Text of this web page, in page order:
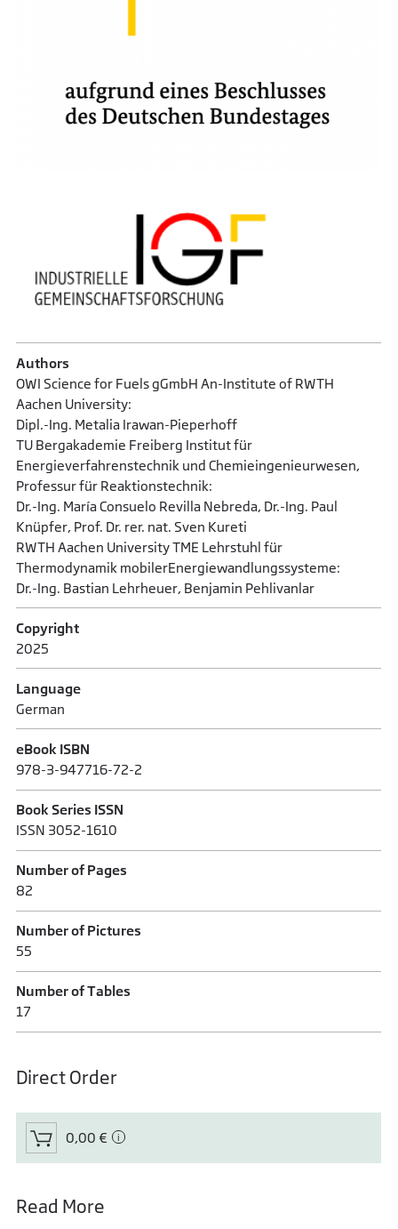
Authors
OWI Science for Fuels gGmbH An-Institute of RWTH
Aachen University:
Dipl.-Ing. Metalia Irawan-Pieperhoff
TU Bergakademie Freiberg Institut für
Energieverfahrenstechnik und Chemieingenieurwesen,
Professur für Reaktionstechnik:
Dr.-Ing. María Consuelo Revilla Nebreda, Dr.-Ing. Paul
Knüpfer, Prof. Dr. rer. nat. Sven Kureti
RWTH Aachen University TME Lehrstuhl für
Thermodynamik mobilerEnergiewandlungssysteme:
Dr.-Ing. Bastian Lehrheuer, Benjamin Pehlivanlar
Copyright
2025
Language
German
eBook ISBN
978-3-947716-72-2
Book Series ISSN
ISSN 3052-1610
Number of Pages
82
Number of Pictures
55
Number of Tables
17
Direct Order
0,00 €
Read More